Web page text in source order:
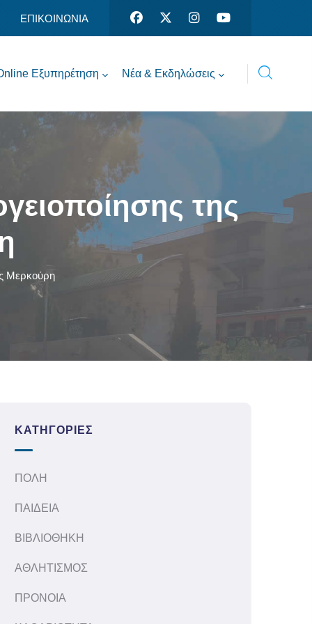
ΕΠΙΚΟΙΝΩΝΙΑ
Εξυπηρέτηση Νέα & Εκδηλώσεις
της
Μερκούρη
ΚΑΤΗΓΟΡΊΕΣ
ΠΟΛΗ
ΠΑΙΔΕΙΑ
ΒΙΒΛΙΟΘΗΚΗ
ΑΘΛΗΤΙΣΜΟΣ
ΠΡΟΝΟΙΑ